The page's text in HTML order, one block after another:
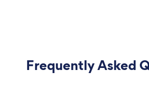
Frequently Asked